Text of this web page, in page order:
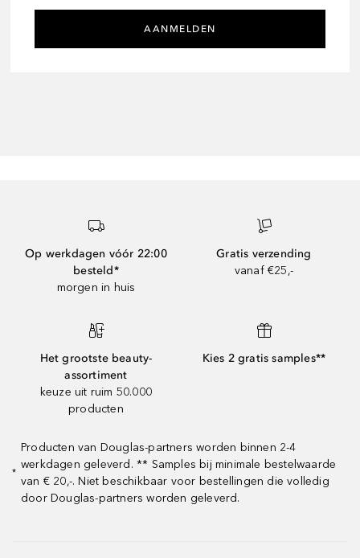
AANMELDEN
Op werkdagen vóór 22:00
besteld*
morgen in huis
Gratis verzending
vanaf €25,-
Het grootste beauty-
assortiment
keuze uit ruim 50.000
producten
Kies 2 gratis samples**
*
Producten van Douglas-partners worden binnen 2-4
werkdagen geleverd. ** Samples bij minimale bestelwaarde
van € 20,-. Niet beschikbaar voor bestellingen die volledig
door Douglas-partners worden geleverd.